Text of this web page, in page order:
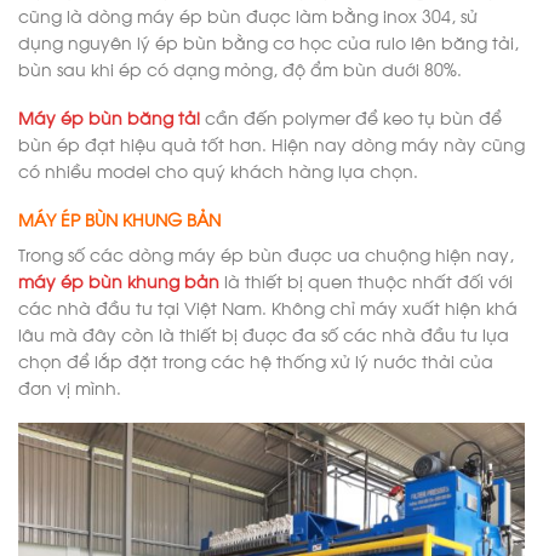
cũng là dòng máy ép bùn được làm bằng inox 304, sử
dụng nguyên lý ép bùn bằng cơ học của rulo lên băng tải,
bùn sau khi ép có dạng mỏng, độ ẩm bùn dưới 80%.
Máy ép bùn băng tảicần đến polymer để keo tụ bùn để
bùn ép đạt hiệu quả tốt hơn. Hiện nay dòng máy này cũng
có nhiều model cho quý khách hàng lựa chọn.
MÁY ÉP BÙN KHUNG BẢN
Trong số các dòng máy ép bùn được ưa chuộng hiện nay,
máy ép bùn khung bản là thiết bị quen thuộc nhất đối với
các nhà đầu tư tại Việt Nam. Không chỉ máy xuất hiện khá
lâu mà đây còn là thiết bị được đa số các nhà đầu tư lựa
chọn để lắp đặt trong các hệ thống xử lý nước thải của
đơn vị mình.